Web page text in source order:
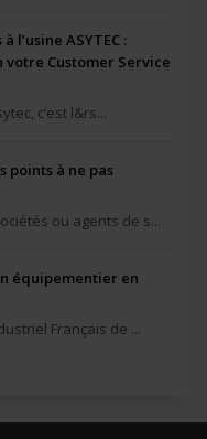
l’usine ASYTEC :
votre Customer Service
c’est l&rs...
points à ne pas
ou agents de s...
équipementier en
Français de ...